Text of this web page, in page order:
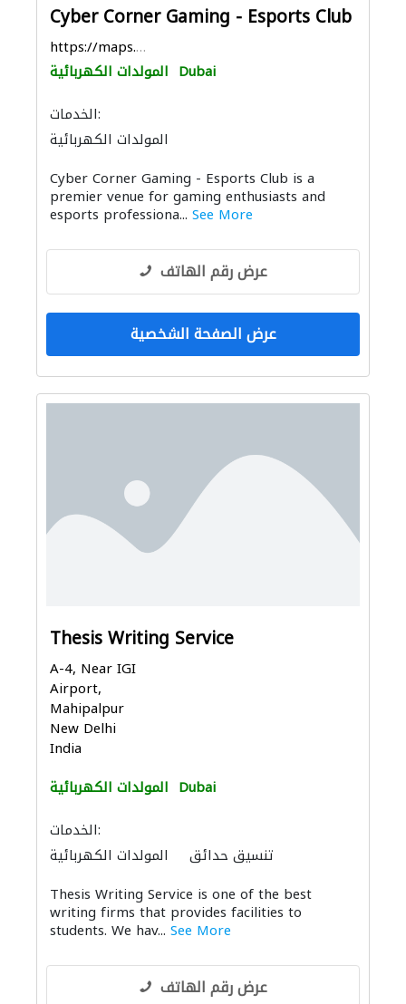
Cyber Corner Gaming - Esports Club
https://maps.app.goo.gl/BjxNXA7BeZheb2Nq9
المولدات الكهربائية Dubai
الخدمات:
المولدات الكهربائية
Cyber Corner Gaming - Esports Club is a
premier venue for gaming enthusiasts and
esports professiona... See More
عرض رقم الهاتف
عرض الصفحة الشخصية
Thesis Writing Service
A-4, Near IGI
Airport,
Mahipalpur
New Delhi
India
المولدات الكهربائية Dubai
الخدمات:
المولدات الكهربائية
تنسيق حدائق
Thesis Writing Service is one of the best
writing firms that provides facilities to
students. We hav... See More
عرض رقم الهاتف